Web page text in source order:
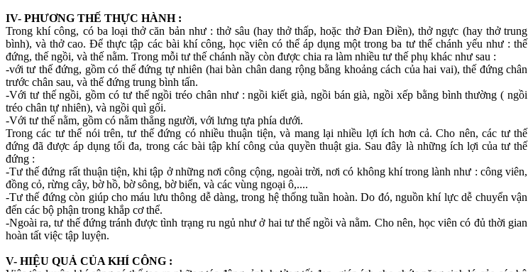
IV- PHƯƠNG THẾ THỰC HÀNH :
Trong khí công, có ba loại thở căn bản như : thở sâu (hay thở thấp, hoặc thở Đan Điền), thở ngực (hay thở trung
bình), và thở cao. Để thực tập các bài khí công, học viên có thể áp dụng một trong ba tư thế chánh yếu như : thế
đứng, thế ngồi, và thế nằm. Trong mỗi tư thế chánh nầy còn được chia ra làm nhiều tư thế phụ khác như sau :
-với tư thế đứng, gồm có thế đứng tự nhiên (hai bàn chân dang rộng bằng khoảng cách của hai vai), thế đứng chân
trước chân sau, và thế đứng trung bình tấn.
-Với tư thế ngồi, gồm có tư thế ngồi tréo chân như : ngồi kiết già, ngồi bán già, ngồi xếp bằng bình thường ( ngồi
tréo chân tự nhiên), và ngồi quì gối.
-Với tư thế nằm, gồm có nằm thẳng người, với lưng tựa phía dưới.
Trong các tư thế nói trên, tư thế đứng có nhiều thuận tiện, và mang lại nhiều lợi ích hơn cả. Cho nên, các tư thế
đứng đã được áp dụng tối đa, trong các bài tập khí công của quyền thuật gia. Sau đây là những ích lợi của tư thế
đứng :
-Tư thế đứng rất thuận tiện, khi tập ở những nơi công cộng, ngoài trời, nơi có không khí trong lành như : công viên,
đồng cỏ, rừng cây, bờ hồ, bờ sông, bờ biển, và các vùng ngoại ô,....
-Tư thế đứng còn giúp cho máu lưu thông dễ dàng, trong hệ thống tuần hoàn. Do đó, nguồn khí lực dễ chuyển vận
đến các bộ phận trong khắp cơ thể.
-Ngoài ra, tư thế đứng tránh được tình trạng ru ngủ như ở hai tư thế ngồi và nằm. Cho nên, học viên có đủ thời gian
hoàn tất việc tập luyện.
V- HIỆU QUẢ CỦA KHÍ CÔNG :